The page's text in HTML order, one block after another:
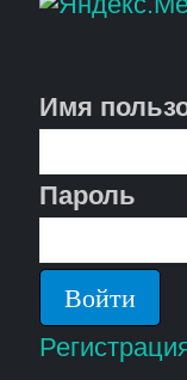
Имя
Пароль